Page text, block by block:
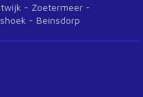
- Katwijk - Zoetermeer -
- Beinsdorp